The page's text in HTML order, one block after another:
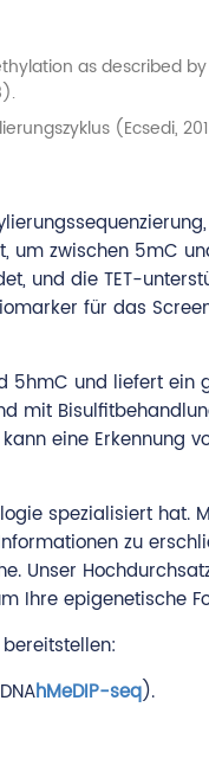
(Ecsedi,
zwischen 5mC
und die TET-
für das
und liefert
mit
eine Erkennung
spezialisiert hat.
zu
Unser
Ihre epigenetische
hMeDIP-seq).